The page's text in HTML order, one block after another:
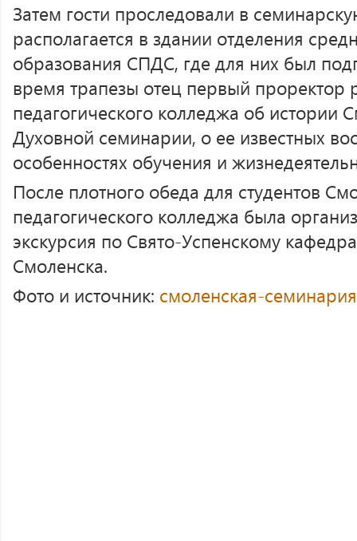
Затем гости проследовали в
располагается в здании отделения
образования СПДС, где для них был
время трапезы отец первый проректор
педагогического колледжа об истории
Духовной семинарии, о ее известных
особенностях обучения и
После плотного обеда для студентов
педагогического колледжа была
экскурсия по Свято-Успенскому
Смоленска.
Фото и источник: смоленская-